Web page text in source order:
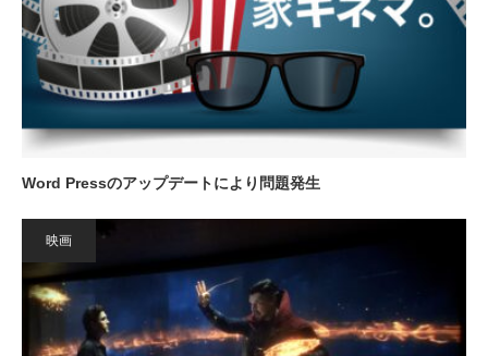
Word Pressのアップデートにより問題発生
映画